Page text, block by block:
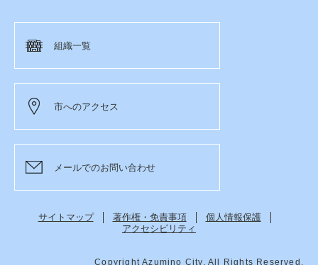
組織一覧
市へのアクセス
メールでのお問い合わせ
サイトマップ 著作権・免責事項
個人情報保護
アクセシビリティ
Copyright Azumino City. All Rights Reserved.